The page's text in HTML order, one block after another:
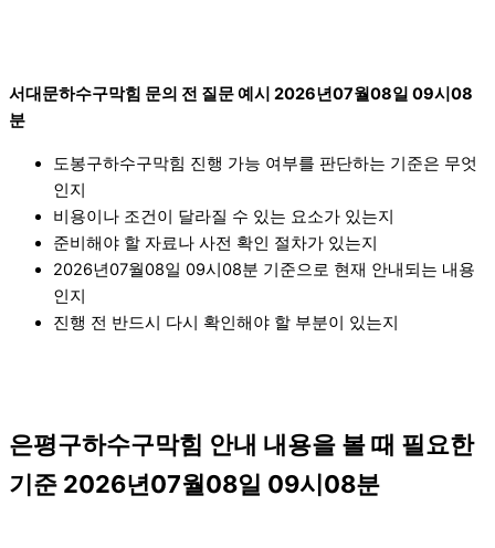
서대문하수구막힘 문의 전 질문 예시 2026년07월08일 09시08
분
도봉구하수구막힘 진행 가능 여부를 판단하는 기준은 무엇
인지
비용이나 조건이 달라질 수 있는 요소가 있는지
준비해야 할 자료나 사전 확인 절차가 있는지
2026년07월08일 09시08분 기준으로 현재 안내되는 내용
인지
진행 전 반드시 다시 확인해야 할 부분이 있는지
은평구하수구막힘 안내 내용을 볼 때 필요한
기준 2026년07월08일 09시08분